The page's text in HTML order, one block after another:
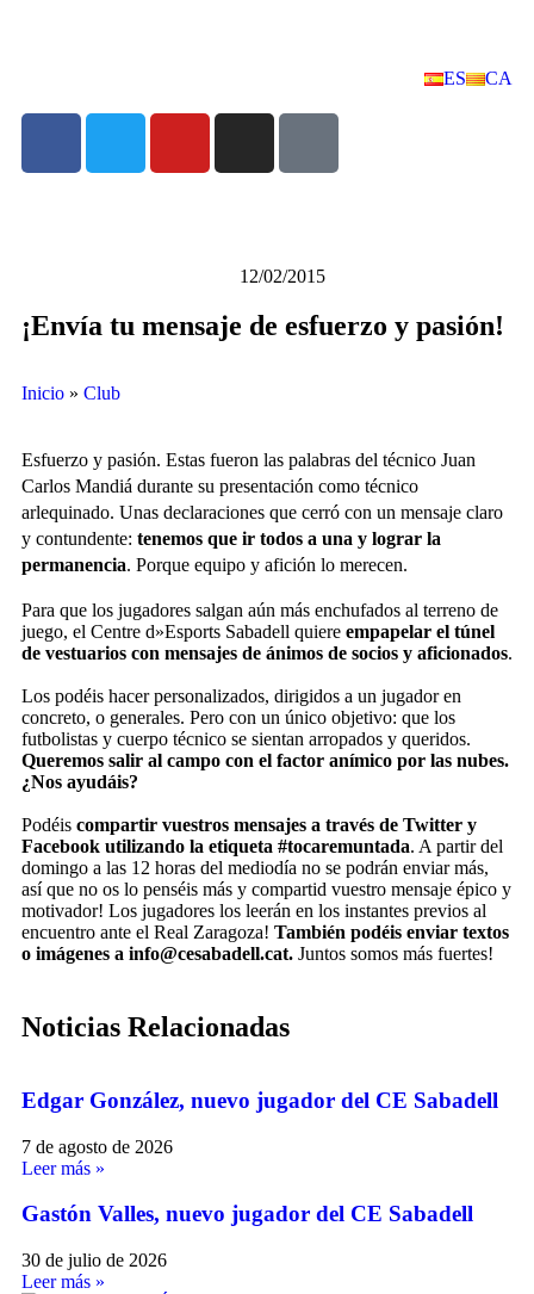
ES CA
12/02/2015
¡Envía tu mensaje de esfuerzo y pasión!
Inicio » Club
Esfuerzo y pasión. Estas fueron las palabras del técnico Juan
Carlos Mandiá durante su presentación como técnico
arlequinado. Unas declaraciones que cerró con un mensaje claro
y contundente: tenemos que ir todos a una y lograr la
permanencia. Porque equipo y afición lo merecen.
Para que los jugadores salgan aún más enchufados al terreno de
juego, el Centre d»Esports Sabadell quiere empapelar el túnel
de vestuarios con mensajes de ánimos de socios y aficionados.
Los podéis hacer personalizados, dirigidos a un jugador en
concreto, o generales. Pero con un único objetivo: que los
futbolistas y cuerpo técnico se sientan arropados y queridos.
Queremos salir al campo con el factor anímico por las nubes.
¿Nos ayudáis?
Podéis compartir vuestros mensajes a través de Twitter y
Facebook utilizando la etiqueta #tocaremuntada. A partir del
domingo a las 12 horas del mediodía no se podrán enviar más,
así que no os lo penséis más y compartid vuestro mensaje épico y
motivador! Los jugadores los leerán en los instantes previos al
encuentro ante el Real Zaragoza! También podéis enviar textos
o imágenes a info@cesabadell.cat. Juntos somos más fuertes!
Noticias Relacionadas
Edgar González, nuevo jugador del CE Sabadell
7 de agosto de 2026
Leer más »
Gastón Valles, nuevo jugador del CE Sabadell
30 de julio de 2026
Leer más »